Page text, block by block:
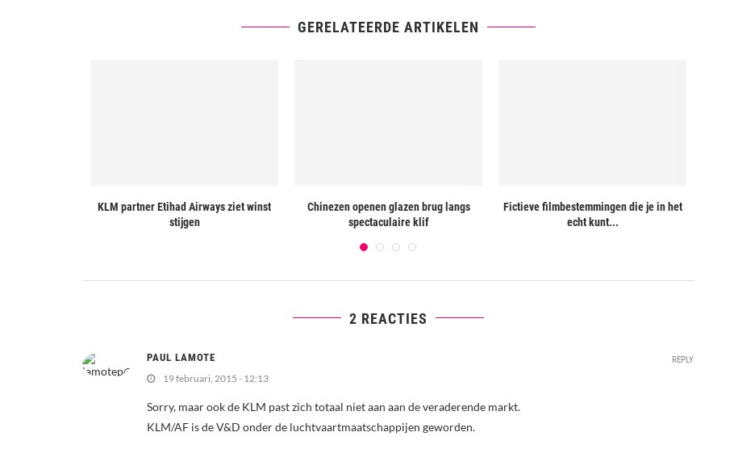
GERELATEERDE ARTIKELEN
KLM partner Etihad Airways ziet winst
stijgen
Chinezen openen glazen brug langs
spectaculaire klif
Fictieve filmbestemmingen die je in het
echt kunt...
2 REACTIES
PAUL LAMOTE
19 februari, 2015 - 12:13
Sorry, maar ook de KLM past zich totaal niet aan aan de veraderende markt.
KLM/AF is de V&D onder de luchtvaartmaatschappijen geworden.
REPLY